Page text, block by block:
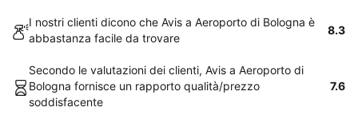
I nostri clienti dicono che Avis a Aeroporto di Bologna è
abbastanza facile da trovare
8.3
Secondo le valutazioni dei clienti, Avis a Aeroporto di
Bologna fornisce un rapporto qualità/prezzo
soddisfacente
7.6